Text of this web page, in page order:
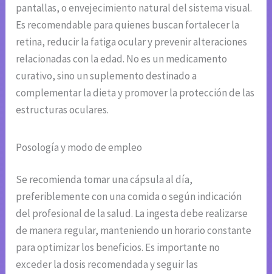
pantallas, o envejecimiento natural del sistema visual.
Es recomendable para quienes buscan fortalecer la
retina, reducir la fatiga ocular y prevenir alteraciones
relacionadas con la edad. No es un medicamento
curativo, sino un suplemento destinado a
complementar la dieta y promover la protección de las
estructuras oculares.
Posología y modo de empleo
Se recomienda tomar una cápsula al día,
preferiblemente con una comida o según indicación
del profesional de la salud. La ingesta debe realizarse
de manera regular, manteniendo un horario constante
para optimizar los beneficios. Es importante no
exceder la dosis recomendada y seguir las